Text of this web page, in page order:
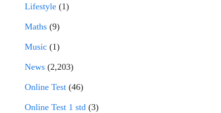
Lifestyle (1)
Maths (9)
Music (1)
News (2,203)
Online Test (46)
Online Test 1 std (3)